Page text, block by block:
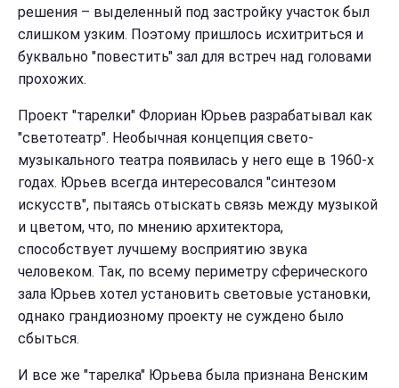
решения – выделенный под застройку участок был
слишком узким. Поэтому пришлось исхитриться и
буквально "повестить" зал для встреч над головами
прохожих.
Проект "тарелки" Флориан Юрьев разрабатывал как
"светотеатр". Необычная концепция свето-
музыкального театра появилась у него еще в 1960-х
годах. Юрьев всегда интересовался "синтезом
искусств", пытаясь отыскать связь между музыкой
и цветом, что, по мнению архитектора,
способствует лучшему восприятию звука
человеком. Так, по всему периметру сферического
зала Юрьев хотел установить световые установки,
однако грандиозному проекту не суждено было
сбыться.
И все же "тарелка" Юрьева была признана Венским